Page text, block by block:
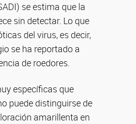
se estima que la
sin detectar. Lo que
del virus, es decir,
se ha reportado a
de roedores.
específicas que
puede distinguirse de
amarillenta en